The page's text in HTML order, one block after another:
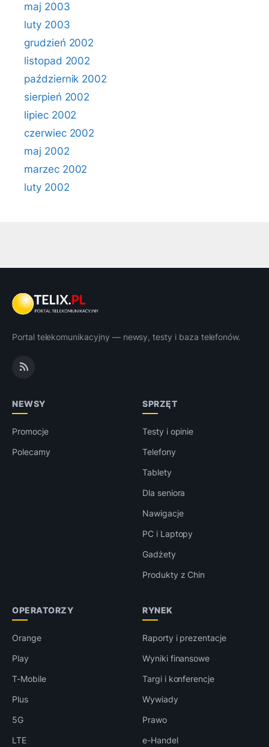
maj 2003
luty 2003
grudzień 2002
listopad 2002
październik 2002
sierpień 2002
lipiec 2002
czerwiec 2002
maj 2002
marzec 2002
luty 2002
Portal telekomunikacyjny — newsy, testy i baza telefonów.
NEWSY
Promocje
Polecamy
SPRZĘT
Testy i opinie
Telefony
Tablety
Dla seniora
Nawigacje
PC i Laptopy
Gadżety
Produkty z Chin
OPERATORZY
Orange
Play
T-Mobile
Plus
5G
LTE
RYNEK
Raporty i prezentacje
Wyniki finansowe
Targi i konferencje
Wywiady
Prawo
e-Handel